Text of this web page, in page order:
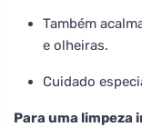
Também
e olheiras.
Cuidado
Para uma limpeza